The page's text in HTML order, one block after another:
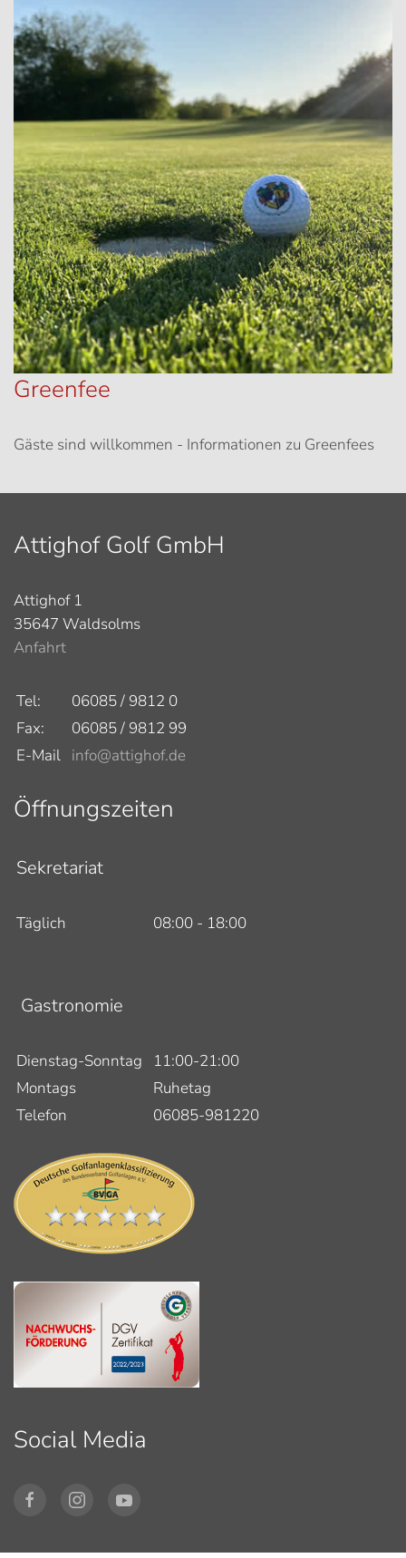
Greenfee
Gäste sind willkommen - Informationen zu Greenfees
Attighof Golf GmbH
Attighof 1
35647 Waldsolms
Anfahrt
Tel:
06085 / 9812 0
Fax:
06085 / 9812 99
E-Mail info@attighof.de
Öffnungszeiten
Sekretariat
Täglich 08:00 - 18:00
Gastronomie
Dienstag-Sonntag
11:00-21:00
Montags
Ruhetag
Telefon
06085-981220
Social Media